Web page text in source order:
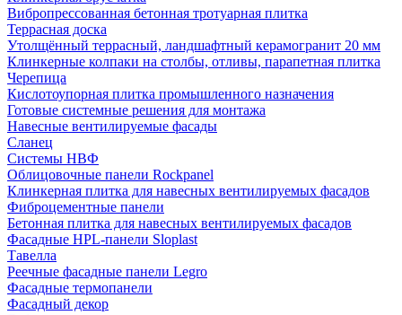
Вибропрессованная бетонная тротуарная плитка
Террасная доска
Утолщённый террасный, ландшафтный керамогранит 20 мм
Клинкерные колпаки на столбы, отливы, парапетная плитка
Черепица
Кислотоупорная плитка промышленного назначения
Готовые системные решения для монтажа
Навесные вентилируемые фасады
Сланец
Системы НВФ
Облицовочные панели Rockpanel
Клинкерная плитка для навесных вентилируемых фасадов
Фиброцементные панели
Бетонная плитка для навесных вентилируемых фасадов
Фасадные HPL-панели Sloplast
Тавелла
Реечные фасадные панели Legro
Фасадные термопанели
Фасадный декор